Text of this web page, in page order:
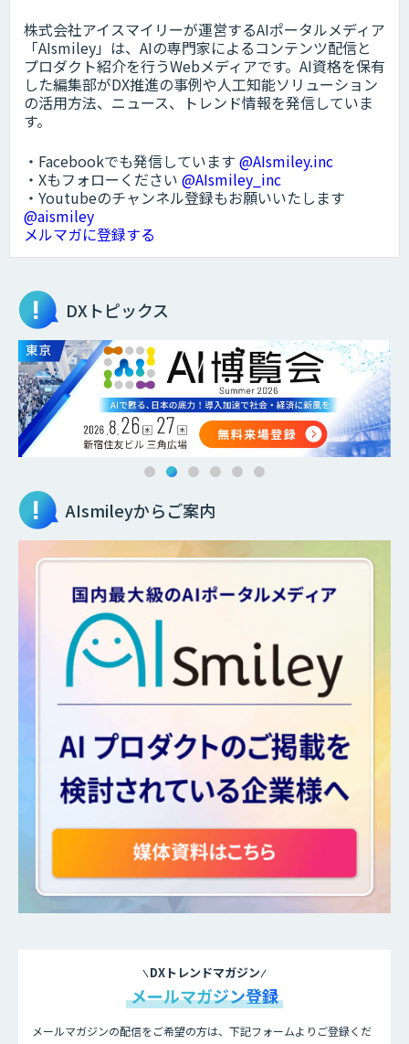
株式会社アイスマイリーが運営するAIポータルメディア
「AIsmiley」は、AIの専門家によるコンテンツ配信と
プロダクト紹介を行うWebメディアです。AI資格を保有
した編集部がDX推進の事例や人工知能ソリューション
の活用方法、ニュース、トレンド情報を発信していま
す。
・Facebookでも発信しています @AIsmiley.inc
・Xもフォローください @AIsmiley_inc
・Youtubeのチャンネル登録もお願いいたします
@aismiley
メルマガに登録する
DXトピックス
AIsmileyからご案内
DXトレンドマガジン
メールマガジン登録
メールマガジンの配信をご希望の方は、下記フォームよりご登録くだ